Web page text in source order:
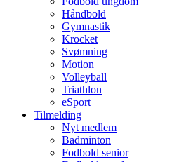
Håndbold
Gymnastik
Krocket
Svømning
Motion
Volleyball
Triathlon
eSport
Tilmelding
Nyt medlem
Badminton
Fodbold senior